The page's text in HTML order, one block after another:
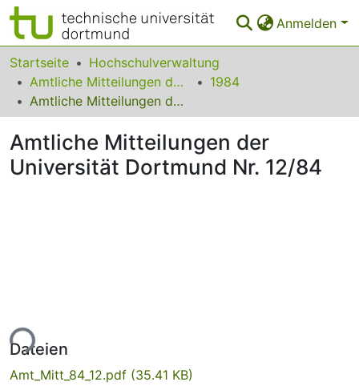
Anmelden
Bereiche & Sammlungen
Das gesamte Repositorium
FAQ
Startseite
Hochschulverwaltung
Amtliche Mitteilungen der Technischen Universität Dortmund
1984
Amtliche Mitteilungen der Universität Dortmund Nr. 12/84
Amtliche Mitteilungen der
Universität Dortmund Nr. 12/84
Dateien
Amt_Mitt_84_12.pdf (35.41 KB)